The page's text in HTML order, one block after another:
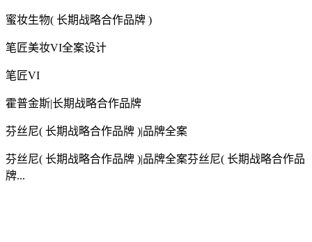
蜜妆生物( 长期战略合作品牌 )
笔匠美妆VI全案设计
笔匠VI
霍普金斯|长期战略合作品牌
芬丝尼( 长期战略合作品牌 )|品牌全案
芬丝尼( 长期战略合作品牌 )|品牌全案芬丝尼( 长期战略合作品
牌...